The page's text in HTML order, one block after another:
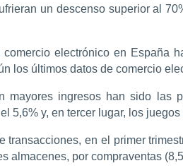
un descenso superior al
electrónico en España
los últimos datos de comercio
mayores ingresos han sido
5,6% y, en tercer lugar, los
transacciones, en el primer
almacenes, por compraventas